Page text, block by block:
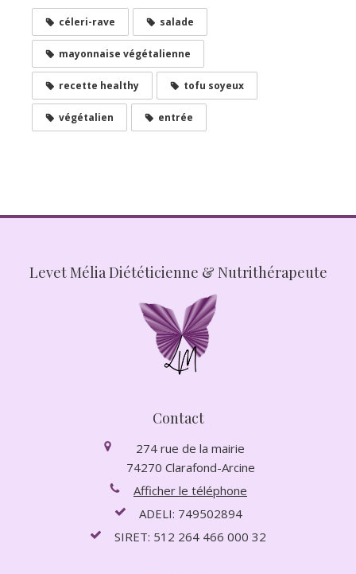
céleri-rave salade
mayonnaise végétalienne
recette healthy tofu soyeux
végétalien entrée
Levet Mélia Diététicienne & Nutrithérapeute
Contact
274 rue de la mairie
74270 Clarafond-Arcine
Afficher le téléphone
ADELI: 749502894
SIRET: 512 264 466 000 32